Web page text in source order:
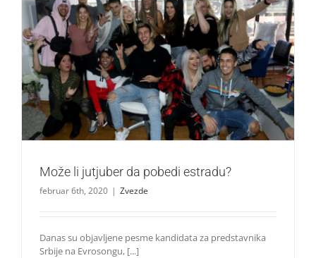
Može li jutjuber da pobedi estradu?
Zvezde
Može li jutjuber da pobedi estradu?
februar 6th, 2020 | Zvezde
Danas su objavljene pesme kandidata za predstavnika
Srbije na Evrosongu, [...]